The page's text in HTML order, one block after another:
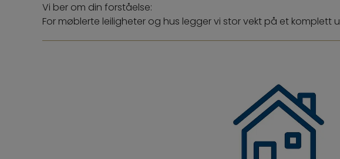
Vi ber om din forståelse:
For møblerte leiligheter og hus legger vi stor vekt på et